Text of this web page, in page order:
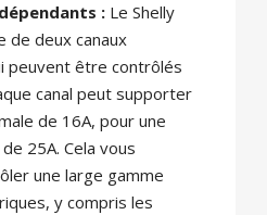
:Le Shelly
de deux canaux
peuvent être contrôlés
canal peut supporter
de 16A, pour une
25A. Cela vous
une large gamme
y compris les